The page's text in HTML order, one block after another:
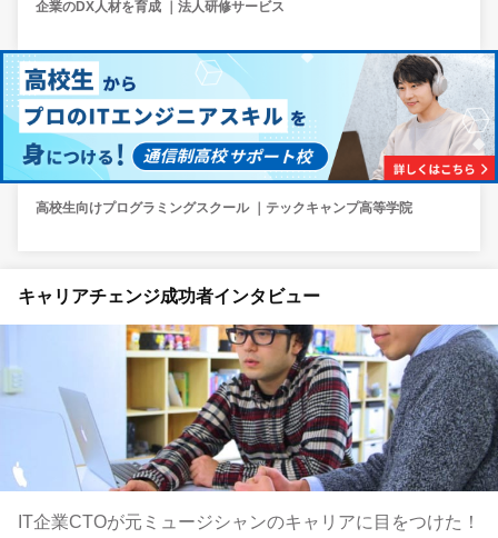
企業のDX人材を育成 ｜法人研修サービス
高校生向けプログラミングスクール ｜テックキャンプ高等学院
キャリアチェンジ成功者インタビュー
IT企業CTOが元ミュージシャンのキャリアに目をつけた！